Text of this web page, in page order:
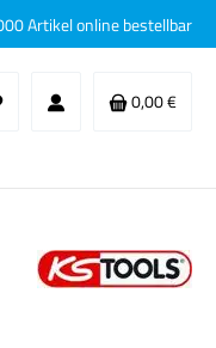
Artikel online bestellbar
0,00 €